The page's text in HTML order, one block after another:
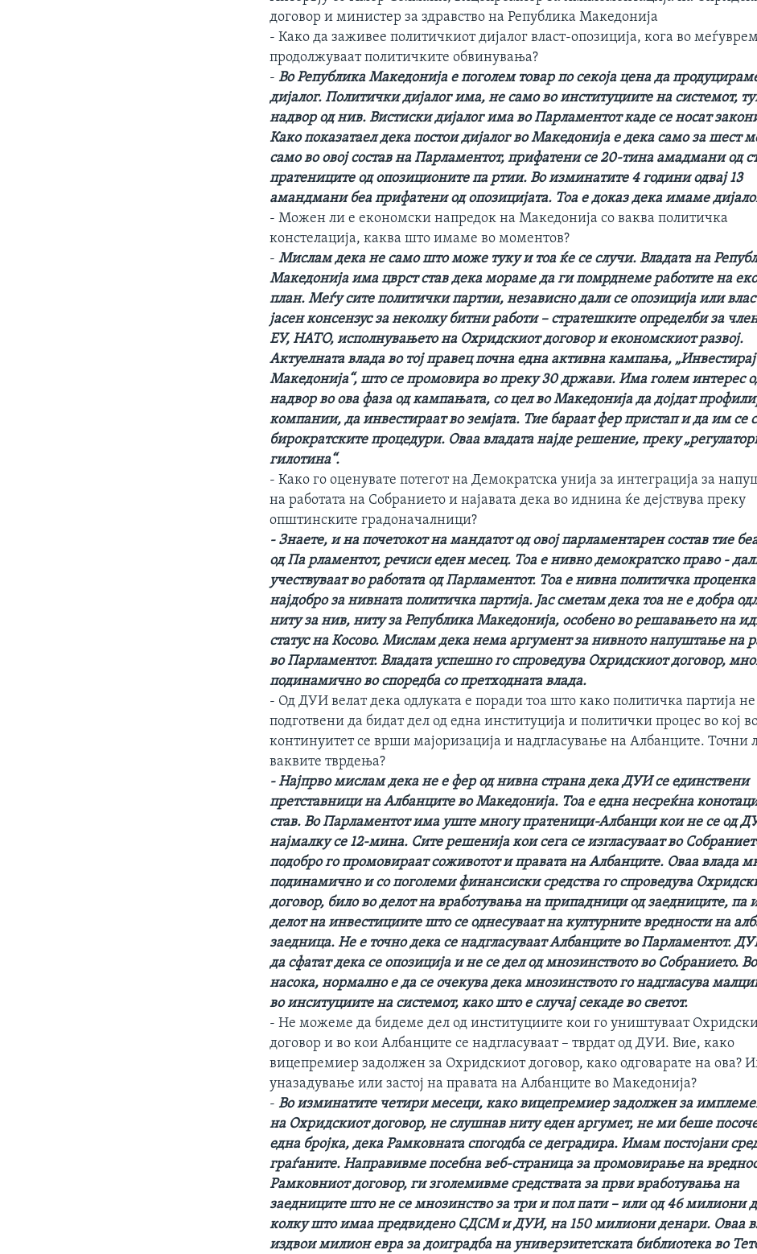
договор и министер за здравство на Република Македонија
- Како да заживее политичкиот дијалог власт-опозиција, кога во
продолжуваат политичките обвинувања?
-Во Република Македонија е поголем товар по секоја цена да
дијалог. Политички дијалог има, не само во институциите на системот,
надвор од нив. Вистиски дијалог има во Парламентот каде се носат
Како показатаел дека постои дијалог во Македонија е дека само за шест
само во овој состав на Парламентот, прифатени се 20-тина амадмани од
пратениците од опозиционите па ртии. Во изминатите 4 години одвај 13
амандмани беа прифатени од опозицијата. Тоа е доказ дека имаме
- Можен ли е економски напредок на Македонија со ваква политичка
констелација, каква што имаме во моментов?
-Мислам дека не само што може туку и тоа ќе се случи. Владата на
Македонија има цврст став дека мораме да ги помрднеме работите на
план. Меѓу сите политички партии, независно дали се опозиција или
јасен консензус за неколку битни работи – стратешките определби за
ЕУ, НАТО, исполнувањето на Охридскиот договор и економскиот развој.
Актуелната влада во тој правец почна една активна кампања,
Македонија“, што се промовира во преку 30 држави. Има голем интерес
надвор во ова фаза од кампањата, со цел во Македонија да дојдат
компании, да инвестираат во земјата. Тие бараат фер пристап и да им се
бирократските процедури. Оваа владата најде решение, преку
гилотина“.
- Како го оценувате потегот на Демократска унија за интеграција за
на работата на Собранието и најавата дека во иднина ќе дејствува преку
општинските градоначалници?
- Знаете, и на почетокот на мандатот од овој парламентарен состав тие
од Па рламентот, речиси еден месец. Тоа е нивно демократско право -
учествуваат во работата од Парламентот. Тоа е нивна политичка
најдобро за нивната политичка партија. Јас сметам дека тоа не е добра
ниту за нив, ниту за Република Македонија, особено во решавањето на
статус на Косово. Мислам дека нема аргумент за нивното напуштање на
во Парламентот. Владата успешно го спроведува Охридскиот договор,
подинамично во споредба со претходната влада.
- Од ДУИ велат дека одлуката е поради тоа што како политичка партија не
подготвени да бидат дел од една институција и политички процес во кој
континуитет се врши мајоризација и надгласување на Албанците. Точни
ваквите тврдења?
- Најпрво мислам дека не е фер од нивна страна дека ДУИ се единствени
претставници на Албанците во Македонија. Тоа е една несреќна
став. Во Парламентот има уште многу пратеници-Албанци кои не се од
најмалку се 12-мина. Сите решенија кои сега се изгласуваат во
подобро го промовираат соживотот и правата на Албанците. Оваа влада
подинамично и со поголеми финансиски средства го спроведува
договор, било во делот на вработувања на припадници од заедниците, па
делот на инвестициите што се однесуваат на културните вредности на
заедница. Не е точно дека се надгласуваат Албанците во Парламентот.
да сфатат дека се опозиција и не се дел од мнозинството во Собранието.
насока, нормално е да се очекува дека мнозинството го надгласува
во инситуциите на системот, како што е случај секаде во светот.
- Не можеме да бидеме дел од институциите кои го уништуваат
договор и во кои Албанците се надгласуваат – тврдат од ДУИ. Вие, како
вицепремиер задолжен за Охридскиот договор, како одговарате на ова?
уназадување или застој на правата на Албанците во Македонија?
-Во изминатите четири месеци, како вицепремиер задолжен за
на Охридскиот договор, не слушнав ниту еден аргумет, не ми беше
една бројка, дека Рамковната спогодба се деградира. Имам постојани
граѓаните. Направивме посебна веб-страница за промовирање на
Рамковниот договор, ги зголемивме средствата за први вработувања на
заедниците што не се мнозинство за три и пол пати – или од 46 милиони
колку што имаа предвидено СДСМ и ДУИ, на 150 милиони денари. Оваа
издвои милион евра за доиградба на универзитетската библиотека во